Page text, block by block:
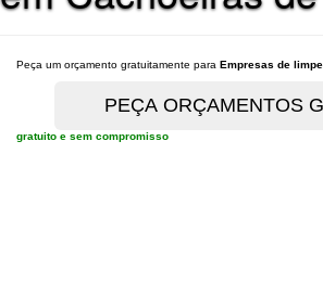
Peça um orçamento gratuitamente para Empresas de
gratuito e sem compromisso